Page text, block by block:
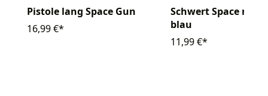
Pistole lang Space Gun
16,99 €*
Schwert Space mit
blau
11,99 €*